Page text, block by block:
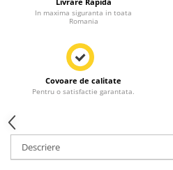
In maxima siguranta in toata
Romania
Covoare de calitate
Pentru o satisfactie garantata.
Descriere